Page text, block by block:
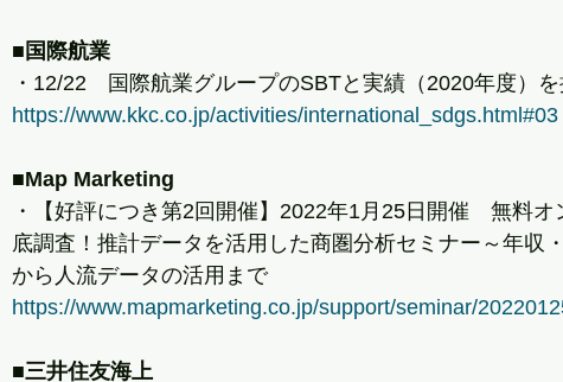
■国際航業
・12/22　国際航業グループのSBTと実績（2020年度）
https://www.kkc.co.jp/activities/international_sdgs.html#03
■Map Marketing
・【好評につき第2回開催】2022年1月25日開催　無料
底調査！推計データを活用した商圏分析セミナー～年収
から人流データの活用まで
https://www.mapmarketing.co.jp/support/seminar/
■三井住友海上